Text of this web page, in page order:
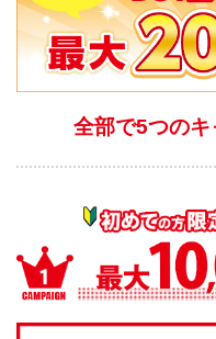
全部で5つのキ